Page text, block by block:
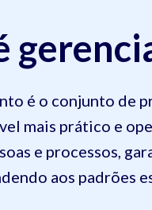
é o conjunto de
mais prático e
e processos,
aos padrões